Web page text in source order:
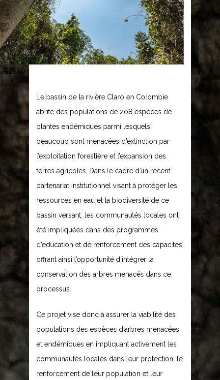
Le bassin de la rivière Claro en Colombie
abrite des populations de 208 espèces de
plantes endémiques parmi lesquels
beaucoup sont menacées d’extinction par
l’exploitation forestière et l’expansion des
terres agricoles. Dans le cadre d’un récent
partenariat institutionnel visant à protéger les
ressources en eau et la biodiversité de ce
bassin versant, les communautés locales ont
été impliquées dans des programmes
d’éducation et de renforcement des capacités,
offrant ainsi l’opportunité d’intégrer la
conservation des arbres menacés dans ce
processus.
Ce projet vise donc à assurer la viabilité des
populations des espèces d’arbres menacées
et endémiques en impliquant activement les
communautés locales dans leur protection, le
renforcement de leur population et leur